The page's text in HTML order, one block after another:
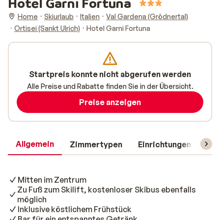
Home Skiurlaub Italien
Val Gardena (Grödnertal)
Ortisei (Sankt Ulrich)
Hotel Garni Fortuna
Allgemein Zimmertypen Einrichtungen
Mitten im Zentrum
Zu Fuß zum Skilift, kostenloser Skibus ebenfalls
möglich
Inklusive köstlichem Frühstück
Startpreis konnte nicht abgerufen werden
Alle Preise und Rabatte finden Sie in der Übersicht.
Preise anzeigen